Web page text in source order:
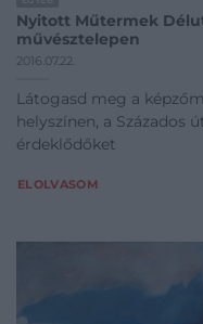
Nyitott Műtermek
művésztelepen
2016.07.22.
Látogasd meg a
helyszínen, a Százados
érdeklődőket
ELOLVASOM